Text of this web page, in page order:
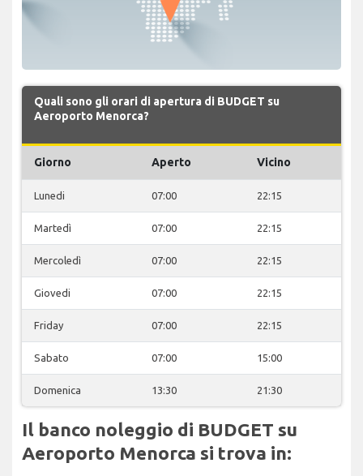
Quali sono gli orari di apertura di BUDGET su
Aeroporto Menorca?
Giorno Aperto Vicino
Lunedi 07:00 22:15
Martedì 07:00 22:15
Mercoledì 07:00 22:15
Giovedi 07:00 22:15
Friday 07:00 22:15
Sabato 07:00 15:00
Domenica 13:30 21:30
Il banco noleggio di BUDGET su
Aeroporto Menorca si trova in: